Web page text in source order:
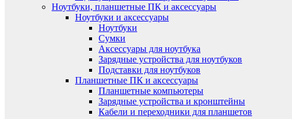
Ноутбуки, планшетные ПК и аксессуары
Ноутбуки и аксессуары
Ноутбуки
Сумки
Аксессуары для ноутбука
Зарядные устройства для ноутбуков
Подставки для ноутбуков
Планшетные ПК и аксессуары
Планшетные компьютеры
Зарядные устройства и кронштейны
Кабели и переходники для планшетов